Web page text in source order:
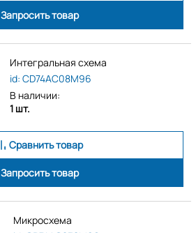
Запросить товар
Интегральная схема
id: CD74AC08M96
В наличии:
1 шт.
Сравнить товар
Запросить товар
Микросхема